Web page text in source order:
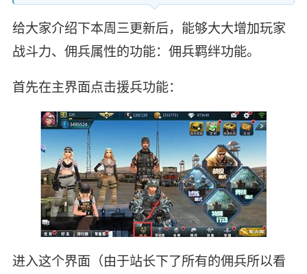
给大家介绍下本周三更新后，能够大大增加玩家
战斗力、佣兵属性的功能：佣兵羁绊功能。
首先在主界面点击援兵功能：
进入这个界面（由于站长下了所有的佣兵所以看